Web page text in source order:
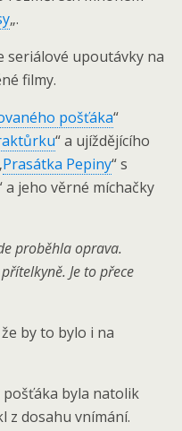
„.
seriálové upoutávky na
filmy.
pošťáka“
“ a ujíždějícího
Prasátka Pepiny“ s
a jeho věrné míchačky
proběhla oprava.
Je to přece
by to bylo i na
pošťáka byla natolik
z dosahu vnímání.